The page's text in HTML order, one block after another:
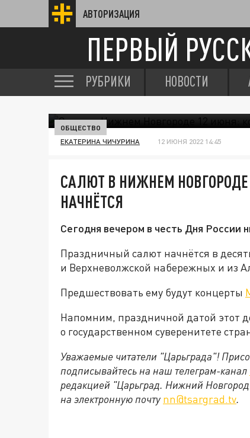
АВТОРИЗАЦИЯ
ПЕРВЫЙ
РУБРИКИ НОВОСТИ
ОБЩЕСТВО
ЕКАТЕРИНА ЧИЧУРИНА 12 ИЮНЯ 2022 14:45
САЛЮТ В НИЖНЕМ
НАЧНЁТСЯ
Сегодня вечером в честь Дня России
Праздничный салют начнётся в
и Верхневолжской набережных и из
Предшествовать ему будут концерты
Напомним, праздничной датой этот
о государственном суверенитете
Уважаемые читатели "Царьграда"!
подписывайтесь на наш телеграм-канал
редакцией "Царьград. Нижний
на электронную почту nn@tsargrad.tv.